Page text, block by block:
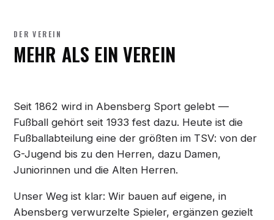
DER VEREIN
MEHR ALS EIN VEREIN
Seit 1862 wird in Abensberg Sport gelebt —
Fußball gehört seit 1933 fest dazu. Heute ist die
Fußballabteilung eine der größten im TSV: von der
G-Jugend bis zu den Herren, dazu Damen,
Juniorinnen und die Alten Herren.
Unser Weg ist klar: Wir bauen auf eigene, in
Abensberg verwurzelte Spieler, ergänzen gezielt